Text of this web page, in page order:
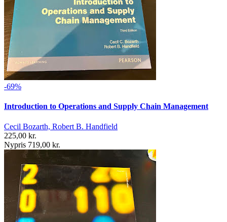
-69%
Introduction to Operations and Supply Chain Management
Cecil Bozarth, Robert B. Handfield
225,00 kr.
Nypris 719,00 kr.